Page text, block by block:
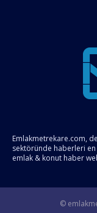
Emlakmetrekare.com,
sektöründe haberleri en
emlak & konut haber
©